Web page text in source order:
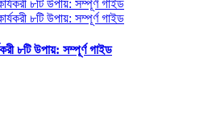
৮টি উপায়: সম্পূর্ণ গাইড